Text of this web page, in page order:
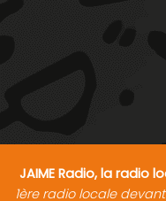
JAIME Radio, la radio
1ère radio locale